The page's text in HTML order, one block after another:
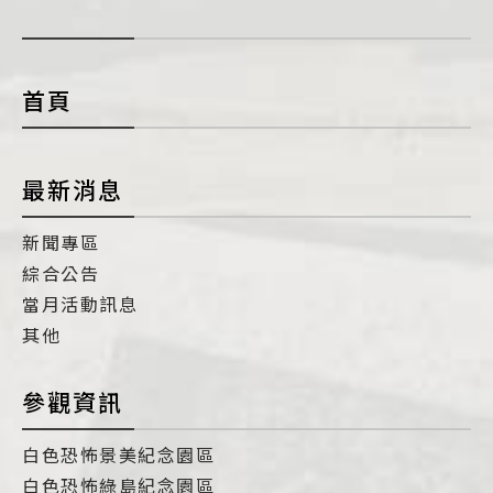
首頁
最新消息
新聞專區
綜合公告
當月活動訊息
其他
參觀資訊
白色恐怖景美紀念園區
白色恐怖綠島紀念園區